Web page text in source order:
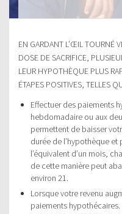
EN GARDANT L’ŒIL TOURNÉ
DOSE DE SACRIFICE,
LEUR HYPOTHÈQUE PLUS
ÉTAPES POSITIVES, TELLES
Effectuer des paiements
hebdomadaire ou aux
permettent de baisser
durée de l’hypothèque et
l’équivalent d’un mois,
de cette manière peut
environ 21.
Lorsque votre revenu
paiements